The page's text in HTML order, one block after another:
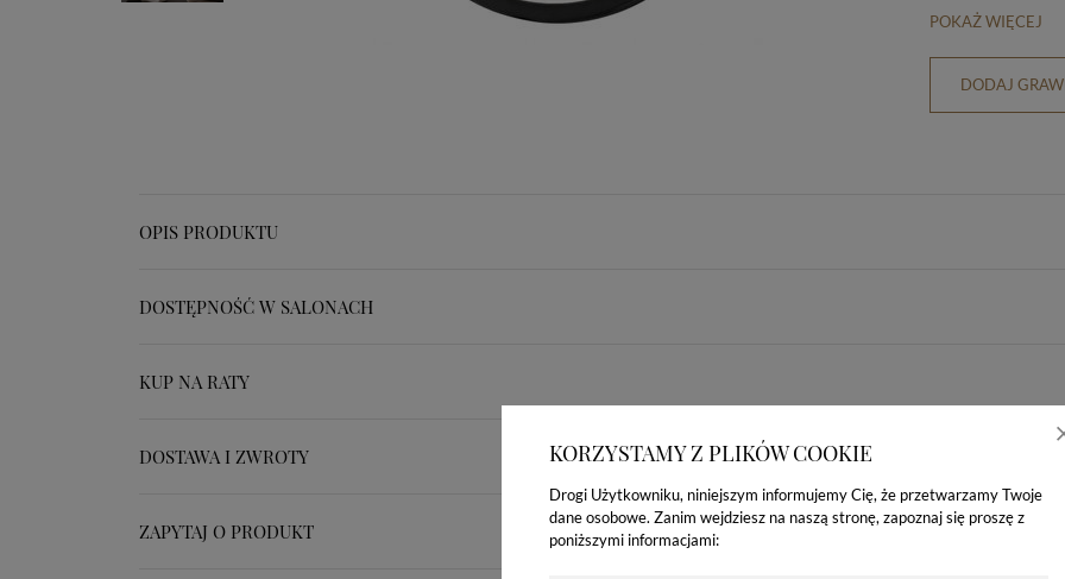
KORZYSTAMY Z PLIKÓW COOKIE
Drogi Użytkowniku, niniejszym informujemy Cię, że przetwarzamy Twoje
dane osobowe. Zanim wejdziesz na naszą stronę, zapoznaj się proszę z
poniższymi informacjami:
POKAŻ WIĘCEJ
DODAJ
OPIS PRODUKTU
DOSTĘPNOŚĆ W SALONACH
KUP NA RATY
DOSTAWA I ZWROTY
ZAPYTAJ O PRODUKT